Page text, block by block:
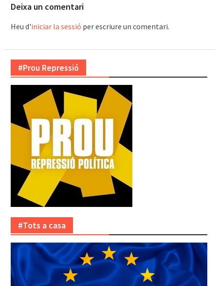
Deixa un comentari
Heu d'iniciar la sessió per escriure un comentari.
#Prou Repressió
#Tots a casa